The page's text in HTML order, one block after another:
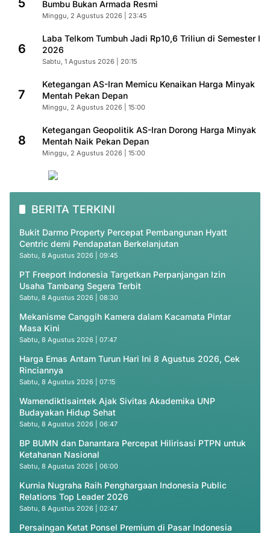
5
Bumbu Bukan Armada Resmi
Minggu, 2 Agustus 2026 | 23:45
6
Laba Telkom Tumbuh Jadi Rp10,6 Triliun di Semester I
2026
Sabtu, 1 Agustus 2026 | 20:15
7
Ketegangan AS-Iran Memicu Kenaikan Harga Minyak
Mentah Pekan Depan
Minggu, 2 Agustus 2026 | 15:00
8
Ketegangan Geopolitik AS-Iran Dorong Harga Minyak
Mentah Naik Pekan Depan
Minggu, 2 Agustus 2026 | 15:00
BERITA TERKINI
Bukit Darmo Property Percepat Pembangunan Hyatt
Centric demi Pendapatan Berkelanjutan
Sabtu, 8 Agustus 2026 | 09:45
PT Freeport Indonesia Targetkan Perpanjangan Izin
Usaha Tambang Segera Terbit
Sabtu, 8 Agustus 2026 | 08:30
Mekanisme Canggih Kamera dalam Kacamata Pintar
Masa Kini
Sabtu, 8 Agustus 2026 | 07:47
Harga Emas Antam Turun Hari Ini 8 Agustus 2026, Cek
Rinciannya
Sabtu, 8 Agustus 2026 | 07:15
Wamendiktisaintek Ajak Sivitas Akademika UNP
Budayakan Hidup Sehat
Sabtu, 8 Agustus 2026 | 06:47
BP BUMN dan Danantara Percepat Hilirisasi PTPN untuk
Ketahanan Nasional
Sabtu, 8 Agustus 2026 | 06:00
Kurnia Nugraha Raih Penghargaan Indonesia Public
Relations Top Leader 2026
Sabtu, 8 Agustus 2026 | 02:47
Persaingan Ketat Ponsel Premium di Pasar Indonesia